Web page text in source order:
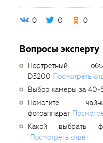
0 0 0
Вопросы эксперту
Портретный
D3200 Посмотреть
Выбор камеры за 40-
Помогите
фотоаппарат
Какой выбрать
Посмотреть ответ